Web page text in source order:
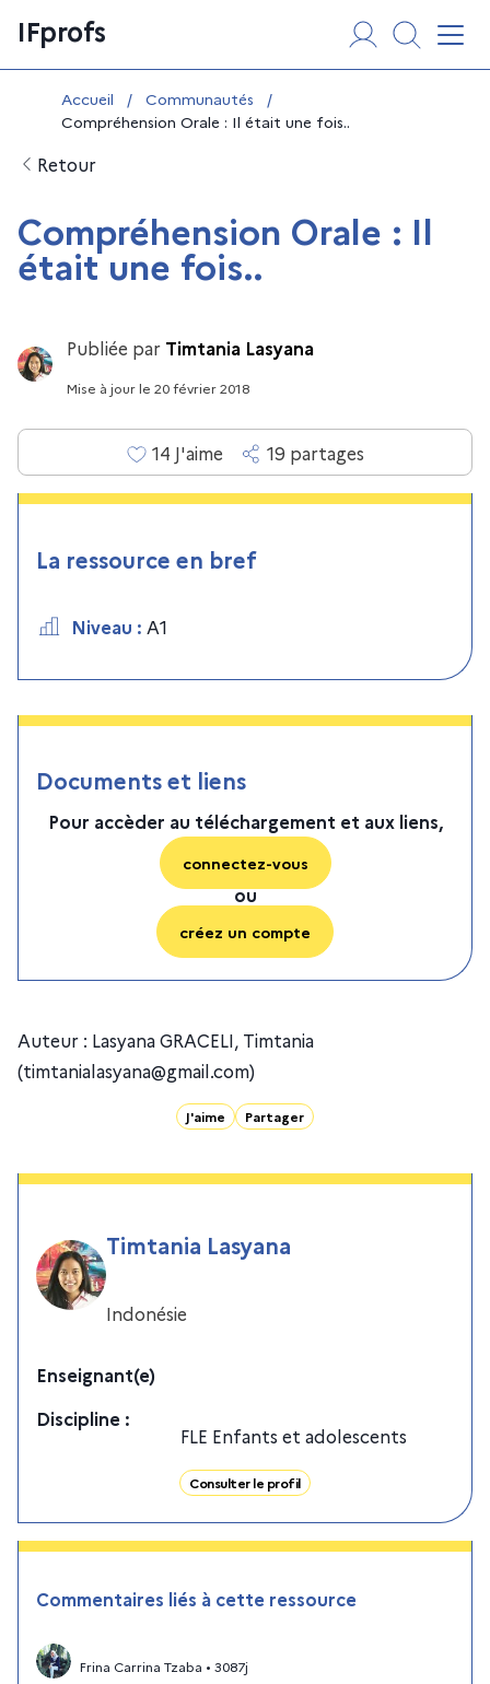
au
contenu
IFprofs
Vous êtes ici :
Accueil / Communautés
/
Compréhension Orale : Il était une fois..
Retour
Compréhension Orale : Il
était une fois..
Publiée par Timtania Lasyana
Mise à jourle 20 février 2018
14 J'aime 19 partages
La ressource en bref
Niveau : A1
Documents et liens
Pour accèder au téléchargement et aux liens,
connectez-vous
ou
créez un compte
Auteur : Lasyana GRACELI, Timtania
(timtanialasyana@gmail.com)
J'aime Partager
Timtania Lasyana
Indonésie
Enseignant(e)
Discipline :
FLE Enfants et adolescents
Consulter le profil
Commentaires liés à cette ressource
Frina Carrina Tzaba • 3087j